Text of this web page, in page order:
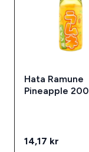
Hata Ramune
Pineapple
14,17 kr